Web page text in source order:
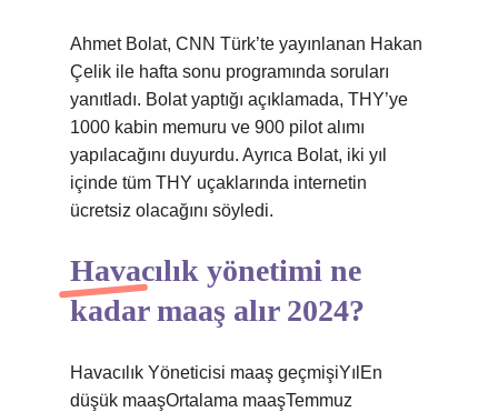
Ahmet Bolat, CNN Türk’te yayınlanan Hakan
Çelik ile hafta sonu programında soruları
yanıtladı. Bolat yaptığı açıklamada, THY’ye
1000 kabin memuru ve 900 pilot alımı
yapılacağını duyurdu. Ayrıca Bolat, iki yıl
içinde tüm THY uçaklarında internetin
ücretsiz olacağını söyledi.
Havacılık yönetimi ne
kadar maaş alır 2024?
Havacılık Yöneticisi maaş geçmişiYılEn
düşük maaşOrtalama maaşTemmuz